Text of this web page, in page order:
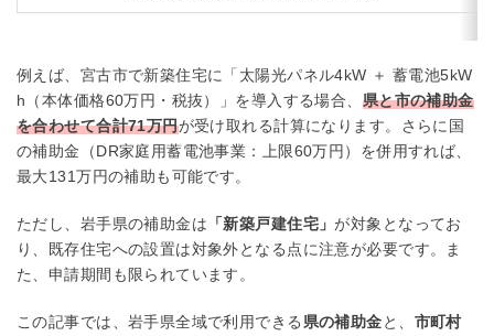
例えば、宮古市で新築住宅に「太陽光パネル4kW ＋ 蓄電池5kW
h（本体価格60万円・税抜）」を導入する場合、 県と市の補助金
を合わせて合計71万円が受け取れる計算になります。さらに国
の補助金（DR家庭用蓄電池事業：上限60万円）を併用すれば、
最大131万円の補助も可能です。
ただし、岩手県の補助金は 「新築戸建住宅」が対象となってお
り、既存住宅への設置は対象外となる点に注意が必要です。ま
た、申請期間も限られています。
この記事では、岩手県全域で利用できる 県の補助金と、 市町村